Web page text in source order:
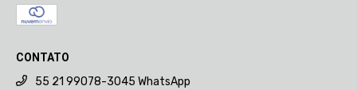
CONTATO
55 21 99078-3045 WhatsApp